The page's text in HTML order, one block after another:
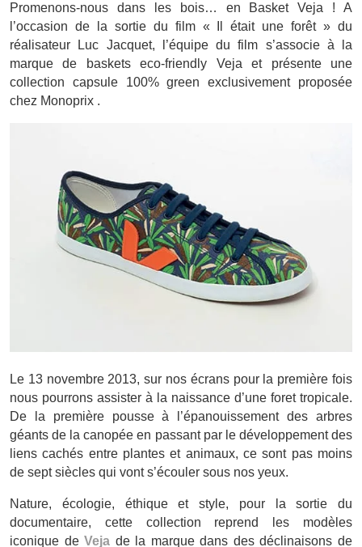
Promenons-nous dans les bois… en Basket Veja ! A
l’occasion de la sortie du film « Il était une forêt » du
réalisateur Luc Jacquet, l’équipe du film s’associe à la
marque de baskets eco-friendly Veja et présente une
collection capsule 100% green exclusivement proposée
chez Monoprix .
Le 13 novembre 2013, sur nos écrans pour la première fois
nous pourrons assister à la naissance d’une foret tropicale.
De la première pousse à l’épanouissement des arbres
géants de la canopée en passant par le développement des
liens cachés entre plantes et animaux, ce sont pas moins
de sept siècles qui vont s’écouler sous nos yeux.
Nature, écologie, éthique et style, pour la sortie du
documentaire, cette collection reprend les modèles
iconique deVeja de la marque dans des déclinaisons de